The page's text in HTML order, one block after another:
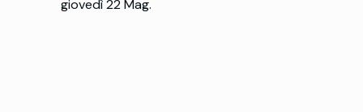
giovedì 22 Mag.